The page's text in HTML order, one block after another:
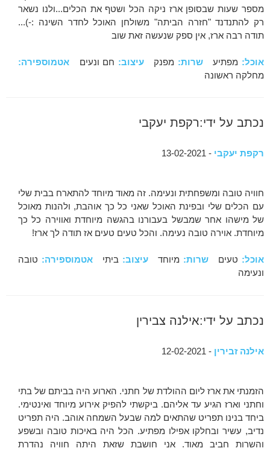
מספר שעות שבסופן ארז ניקה הכל ושטף את הכלים...ולנו נשאר
רק להתנדנד "חזרה הביתה" משולחן האוכל לחדר השינה :-)...
תודה רבה ארז, אין ספק שנעשה זאת שוב
אוכל: מפתיעשרות: מפנקעיצוב: חם ונעים אטמוספירה:
מחלקה ראשונה
נכתב על ידי:רקפת יעקבי
רקפת יעקבי - 13-02-2021
חוויה טובה ומשפחתית ונעימה. זה מאוד מיוחד להתארח בבית שלי
עם הכלים שלי ובפינת האוכל שאני כל כך אוהבת, ולהנות מאוכל
של מישהו אחר שמבשל בעבורנו בהגשה מיוחדת ואווירה כל כך
מיוחדת. אוירה טובה נעימה. והכל טעים טעים אז תודה לך ארז!
אוכל: טעיםשרות: מיוחדעיצוב: ביתיאטמוספירה: טובה
ונעימה
נכתב על ידי:אילנה צבירין
אילנה זבירין - 12-02-2021
הזמנתי את ארז ליום ההולדת של חתני. הארוע היה בביתם של בתי
וחתני וארז הגיע עד אליהם. ביקשתי להפיק אירוע מיוחד ואינטימי.
ביחד בנינו תפריט שהתאים למה שבעל השמחה אוהב. היה תפריט
נדיב, עשיר ובחלקו אפילו מפתיע. הכל היה באיכות טובה ובשפע
והשרות חביב מאוד. אני חושבת שזאת היתה חוויה נהדרת